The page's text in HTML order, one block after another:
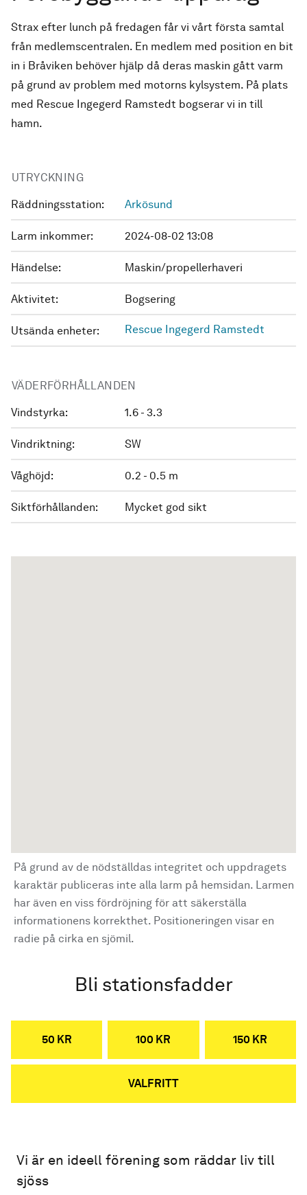
Strax efter lunch på fredagen får vi vårt första samtal
från medlemscentralen. En medlem med position en bit
in i Bråviken behöver hjälp då deras maskin gått varm
på grund av problem med motorns kylsystem. På plats
med Rescue Ingegerd Ramstedt bogserar vi in till
hamn.
UTRYCKNING
Räddningsstation: Arkösund
Larm inkommer: 2024-08-02 13:08
Händelse: Maskin/propellerhaveri
Aktivitet: Bogsering
Utsända enheter: Rescue Ingegerd Ramstedt
VÄDERFÖRHÅLLANDEN
Vindstyrka: 1.6 - 3.3
Vindriktning: SW
Våghöjd: 0.2 - 0.5 m
Siktförhållanden: Mycket god sikt
På grund av de nödställdas integritet och uppdragets
karaktär publiceras inte alla larm på hemsidan. Larmen
har även en viss fördröjning för att säkerställa
informationens korrekthet. Positioneringen visar en
radie på cirka en sjömil.
Bli stationsfadder
50 KR 100 KR 150 KR
VALFRITT
Vi är en ideell förening som räddar liv till
sjöss